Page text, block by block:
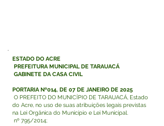
ESTADO DO ACRE
PREFEITURA MUNICIPAL DE TARAUACÁ
GABINETE DA CASA CIVIL
PORTARIA Nº014, DE 07 DE JANEIRO DE 2025
O PREFEITO DO MUNICÍPIO DE TARAUACÁ, Estado
do Acre, no uso de suas atribuições legais previstas
na Lei Orgânica do Município e Lei Municipal.
nº 795/2014;